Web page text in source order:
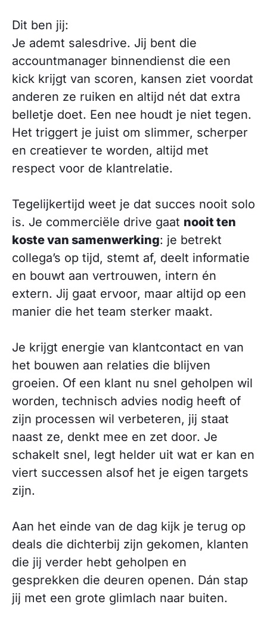
Dit ben jij:
Je ademt salesdrive. Jij bent die
accountmanager binnendienst die een
kick krijgt van scoren, kansen ziet voordat
anderen ze ruiken en altijd nét dat extra
belletje doet. Een nee houdt je niet tegen.
Het triggert je juist om slimmer, scherper
en creatiever te worden, altijd met
respect voor de klantrelatie.
Tegelijkertijd weet je dat succes nooit solo
is. Je commerciële drive gaat nooit ten
koste van samenwerking: je betrekt
collega’s op tijd, stemt af, deelt informatie
en bouwt aan vertrouwen, intern én
extern. Jij gaat ervoor, maar altijd op een
manier die het team sterker maakt.
Je krijgt energie van klantcontact en van
het bouwen aan relaties die blijven
groeien. Of een klant nu snel geholpen wil
worden, technisch advies nodig heeft of
zijn processen wil verbeteren, jij staat
naast ze, denkt mee en zet door. Je
schakelt snel, legt helder uit wat er kan en
viert successen alsof het je eigen targets
zijn.
Aan het einde van de dag kijk je terug op
deals die dichterbij zijn gekomen, klanten
die jij verder hebt geholpen en
gesprekken die deuren openen. Dán stap
jij met een grote glimlach naar buiten.